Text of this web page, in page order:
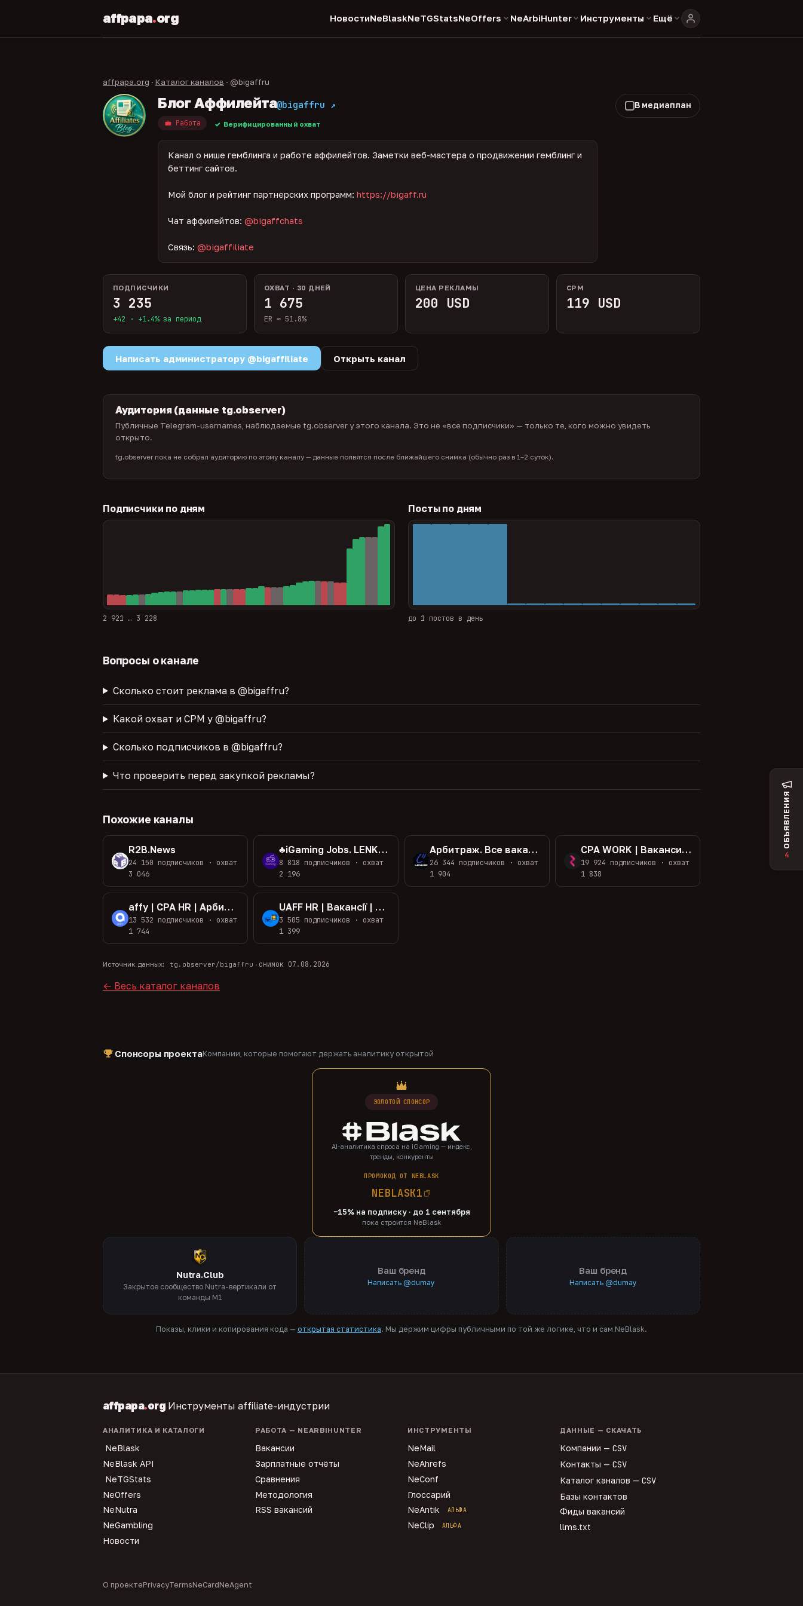
affpapa.org НовостиNeBlaskNeTGStatsNeOffers NeArbiHunter Инструменты Ещё
affpapa.org · Каталог каналов · @bigaffru
Блог Аффилейта@bigaffru ↗
💼 Работа Верифицированный охват
Канал о нише гемблинга и работе аффилейтов. Заметки веб-мастера о продвижении гемблинг и
беттинг сайтов.
Мой блог и рейтинг партнерских программ: https://bigaff.ru
Чат аффилейтов: @bigaffchats
Связь: @bigaffiliate
В медиаплан
ПОДПИСЧИКИ
3 235
+42 · +1.4% за период
ОХВАТ · 30 ДНЕЙ
1 675
ER ≈ 51.8%
ЦЕНА РЕКЛАМЫ
200 USD
CPM
119 USD
Написать администратору @bigaffiliate Открыть канал
Аудитория (данные tg.observer)
Публичные Telegram-usernames, наблюдаемые tg.observer у этого канала. Это не «все подписчики» — только те, кого можно увидеть
открыто.
tg.observer пока не собрал аудиторию по этому каналу — данные появятся после ближайшего снимка (обычно раз в 1–2 суток).
Подписчики по дням
2 921 … 3 228
Посты по дням
до 1 постов в день
Вопросы о канале
Сколько стоит реклама в @bigaffru?
Какой охват и CPM у @bigaffru?
Сколько подписчиков в @bigaffru?
Что проверить перед закупкой рекламы?
Похожие каналы
R2B.News
24 150 подписчиков · охват
3 046
♣️iGaming Jobs. LENKEP
8 818 подписчиков · охват
2 196
Арбитраж. Все вакансии в одном месте. LENKEP
26 344 подписчиков · охват
1 904
CPA WORK | Вакансии арбитража трафика
19 924 подписчиков · охват
1 838
affy | CPA HR | Арбитраж Трафика Вакансии
13 532 подписчиков · охват
1 744
UAFF HR | Вакансії | Арбітраж Трафіку
3 505 подписчиков · охват
1 399
Источник данных: tg.observer/bigaffru · снимок 07.08.2026
← Весь каталог каналов
ОБЪЯВЛЕНИЯ
4
Спонсоры проектаКомпании, которые помогают держать аналитику открытой
ЗОЛОТОЙ СПОНСОР
AI-аналитика спроса на iGaming — индекс,
тренды, конкуренты
ПРОМОКОД ОТ NEBLASK
NEBLASK1
−15% на подписку · до 1 сентября
пока строится NeBlask
Nutra.Club
Закрытое сообщество Nutra-вертикали от
команды M1
Ваш бренд
Написать @dumay
Ваш бренд
Написать @dumay
Показы, клики и копирования кода — открытая статистика. Мы держим цифры публичными по той же логике, что и сам NeBlask.
affpapa.org Инструменты affiliate-индустрии
АНАЛИТИКА И КАТАЛОГИ
NeBlask
NeBlask API
NeTGStats
NeOffers
NeNutra
NeGambling
Новости
РАБОТА — NEARBIHUNTER
Вакансии
Зарплатные отчёты
Сравнения
Методология
RSS вакансий
ИНСТРУМЕНТЫ
NeMail
NeAhrefs
NeConf
Глоссарий
NeAntik
АЛЬФА
NeClip АЛЬФА
ДАННЫЕ — СКАЧАТЬ
Компании — CSV
Контакты — CSV
Каталог каналов — CSV
Базы контактов
Фиды вакансий
llms.txt
О проектеPrivacyTermsNeCardNeAgent